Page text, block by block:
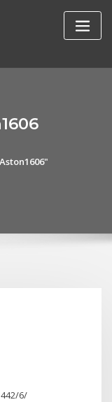
5‏‏/6‏‏/1442 بعد الهجرة منذ 21 ساعة 4‏‏/6‏‏/1442 بعد الهجرة